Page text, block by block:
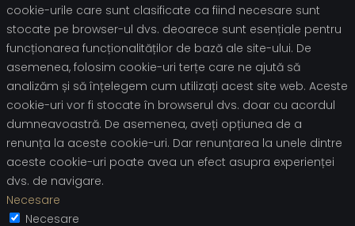
cookie-urile care sunt clasificate ca fiind necesare sunt
stocate pe browser-ul dvs. deoarece sunt esențiale pentru
funcționarea funcționalităților de bază ale site-ului. De
asemenea, folosim cookie-uri terțe care ne ajută să
analizăm și să înțelegem cum utilizați acest site web. Aceste
cookie-uri vor fi stocate în browserul dvs. doar cu acordul
dumneavoastră. De asemenea, aveți opțiunea de a
renunța la aceste cookie-uri. Dar renunțarea la unele dintre
aceste cookie-uri poate avea un efect asupra experienței
dvs. de navigare.
Necesare
Necesare